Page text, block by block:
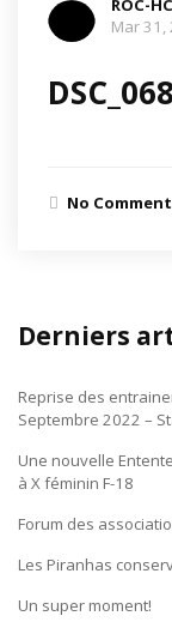
ROC-HC
Mar 31,
No
Derniers
Reprise des
Septembre 2022 –
Une nouvelle
à X féminin F-18
Forum des
Les Piranhas
Un super moment!